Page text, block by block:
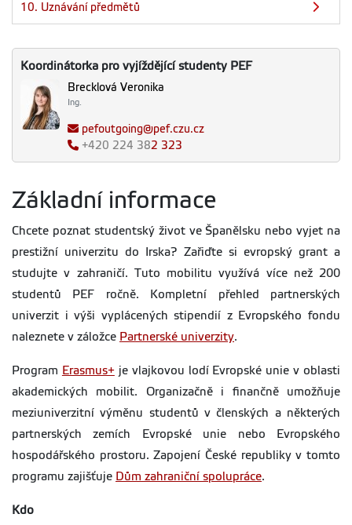
10. Uznávání předmětů
Koordinátorka pro vyjíždějící studenty PEF
Brecklová Veronika
Ing.
pefoutgoing@pef.czu.cz
+420 224 382 323
Základní informace
Chcete poznat studentský život ve Španělsku nebo vyjet na
prestižní univerzitu do Irska? Zařiďte si evropský grant a
studujte v zahraničí. Tuto mobilitu využívá více než 200
studentů PEF ročně. Kompletní přehled partnerských
univerzit i výši vyplácených stipendií z Evropského fondu
naleznete v záložce Partnerské univerzity.
Program Erasmus+je vlajkovou lodí Evropské unie v oblasti
akademických mobilit. Organizačně i finančně umožňuje
meziuniverzitní výměnu studentů v členských a některých
partnerských zemích Evropské unie nebo Evropského
hospodářského prostoru. Zapojení České republiky v tomto
programu zajišťuje Dům zahraniční spolupráce.
Kdo